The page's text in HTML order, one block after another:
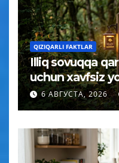
QIZIQARLI FAKTLAR
Illiq sovuqqa
uchun xavfsiz
tushuncha
6 АВГУСТА, 2026